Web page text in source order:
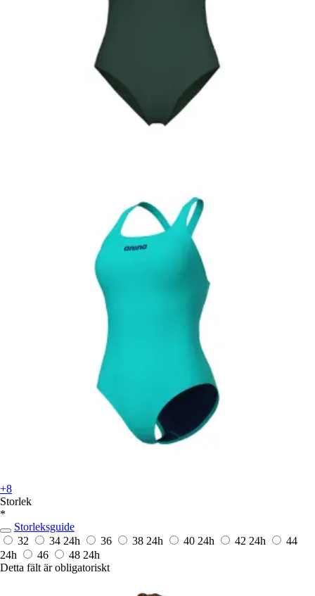
+8
Storlek
*
Storleksguide
32
34 24h 36 38 24h 40 24h 42 24h
44
24h
46 48 24h
Detta fält är obligatoriskt